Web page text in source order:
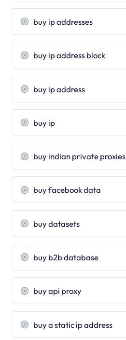
buy ip addresses
buy ip address block
buy ip address
buy ip
buy indian private proxies
buy facebook data
buy datasets
buy b2b database
buy api proxy
buy a static ip address